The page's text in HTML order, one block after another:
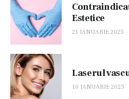
Estetice
21 IANUARIE 2025
Laserul
10 IANUARIE 2025